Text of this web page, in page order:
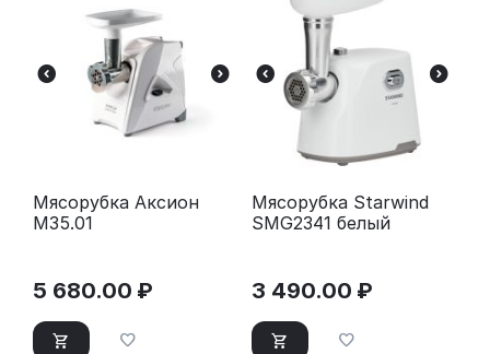
Мясорубка Аксион
М35.01
5 680.00 ₽
Мясорубка Starwind
SMG2341 белый
3 490.00 ₽